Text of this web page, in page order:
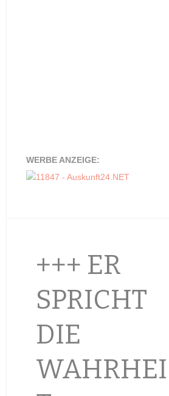
WERBE ANZEIGE:
+++ ER
SPRICHT
DIE
WAHRHEI